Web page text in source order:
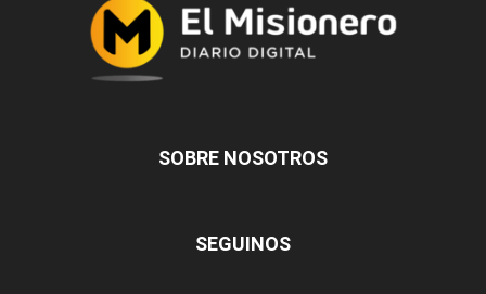
SOBRE NOSOTROS
SEGUINOS